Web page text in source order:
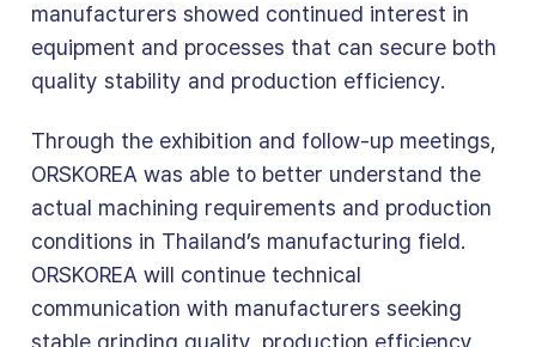
manufacturers showed continued interest in
equipment and processes that can secure both
quality stability and production efficiency.
Through the exhibition and follow-up meetings,
ORSKOREA was able to better understand the
actual machining requirements and production
conditions in Thailand’s manufacturing field.
ORSKOREA will continue technical
communication with manufacturers seeking
stable grinding quality, production efficiency,